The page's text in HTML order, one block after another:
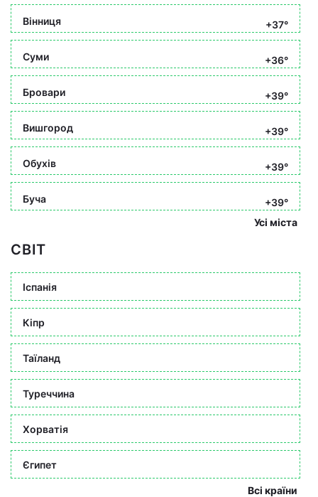
Вінниця +37°
Суми +36°
Бровари +39°
Вишгород +39°
Обухів +39°
Буча
+39°
Усі міста
СВІТ
Іспанія
Кіпр
Таїланд
Туреччина
Хорватія
Єгипет
Всі країни